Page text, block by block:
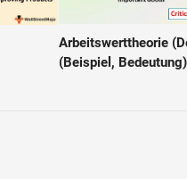
Arbeitswerttheorie
(Beispiel, Bedeutung)